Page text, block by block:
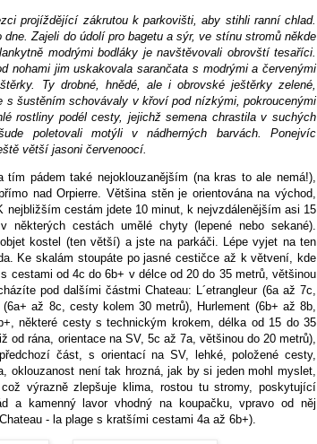
projíždějící zákrutou k parkovišti, aby stihli ranní chlad.
Zajeli do údolí pro bagetu a sýr, ve stínu stromů někde
modrými bodláky je navštěvovali obrovští tesaříci.
nohami jim uskakovala sarančata s modrými a červenými
Ty drobné, hnědé, ale i obrovské ještěrky zelené,
s šustěním schovávaly v křoví pod nízkými, pokroucenými
rostliny podél cesty, jejichž semena chrastila v suchých
poletovali motýli v nádherných barvách. Ponejvíc
větší jasoni červenoocí.
tím pádem také nejoklouzanějším (na kras to ale nemá!),
nad Orpierre. Většina stěn je orientována na východ,
cestám jdete 10 minut, k nejvzdálenějším asi 15
některých cestách umělé chyty (lepené nebo sekané).
kostel (ten větší) a jste na parkáči. Lépe vyjet na ten
Ke skalám stoupáte po jasné cestičce až k větvení, kde
cestami od 4c do 6b+ v délce od 20 do 35 metrů, většinou
pod dalšími částmi Chateau: L´etrangleur (6a až 7c,
až 8c, cesty kolem 30 metrů), Hurlement (6b+ až 8b,
některé cesty s technickým krokem, délka od 15 do 35
od rána, orientace na SV, 5c až 7a, většinou do 20 metrů),
část, s orientací na SV, lehké, položené cesty,
oklouzanost není tak hrozná, jak by si jeden mohl myslet,
výrazně zlepšuje klima, rostou tu stromy, poskytující
a kamenný lavor vhodný na koupačku, vpravo od něj
- la plage s kratšími cestami 4a až 6b+).